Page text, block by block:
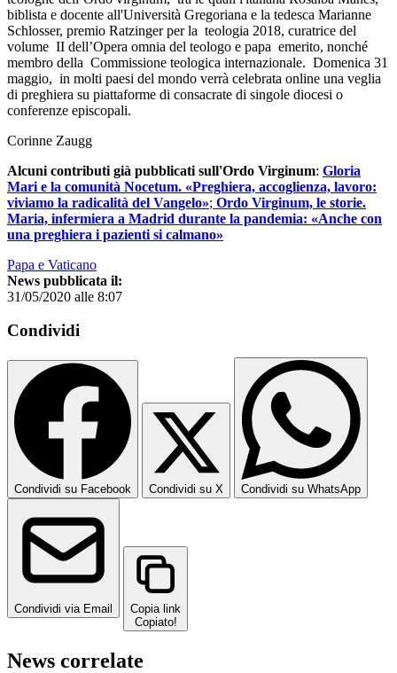
biblista e docente all'Università Gregoriana e la tedesca Marianne
Schlosser, premio Ratzinger per la teologia 2018, curatrice del
volume II dell’Opera omnia del teologo e papa emerito, nonché
membro della Commissione teologica internazionale. Domenica 31
maggio, in molti paesi del mondo verrà celebrata online una veglia
di preghiera su piattaforme di consacrate di singole diocesi o
conferenze episcopali.
Corinne Zaugg
Alcuni contributi già pubblicati sull'Ordo Virginum: Gloria
Mari e la comunità Nocetum. «Preghiera, accoglienza, lavoro:
viviamo la radicalità del Vangelo»; Ordo Virginum, le storie.
Maria, infermiera a Madrid durante la pandemia: «Anche con
una preghiera i pazienti si calmano»
Papa e Vaticano
News pubblicata il:
31/05/2020 alle 8:07
Condividi
Condividi su Facebook Condividi su X Condividi su WhatsApp
Condividi via Email
Copia link
Copiato!
News correlate